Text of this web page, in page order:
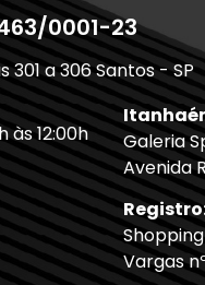
0001-23
301 a 306 Santos - SP
às 12:00h
Galeria
Avenida
Vargas